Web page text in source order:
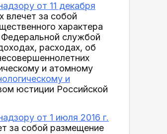
от 11 декабря
влечет за собой
характера
Федеральной службой
расходах, об
и атомному
и
юстиции Российской
от 1 июля 2016 г.
за собой размещение